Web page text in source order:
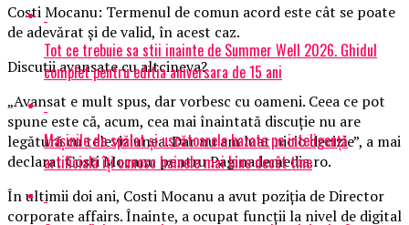
Costi Mocanu: Termenul de comun acord este cât se poate
de adevărat și de valid, în acest caz.
Discuții avansate cu altcineva?
„Avansat e mult spus, dar vorbesc cu oameni. Ceea ce pot
spune este că, acum, cea mai înaintată discuție nu are
legătură cu televiziunea. Dar nu am luat nicio decizie”, a mai
declarat Costi Mocanu pentru Paginademedia.ro.
În ultimii doi ani, Costi Mocanu a avut poziția de Director
corporate affairs. Înainte, a ocupat funcții la nivel de digital
Tot ce trebuie sa stii inainte de Summer Well 2026. Ghidul
complet pentru editia aniversara de 15 ani
Mașinile de spălat și uscătoarele bazate pe inteligență
artificială îți cunosc hainele mai bine decât tine